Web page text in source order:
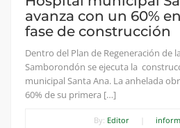
avanza con un 60%
fase de construcción
Dentro del Plan de Regeneración de
Samborondón se ejecuta la
municipal Santa Ana. La anhelada
60% de su primera […]
By: Editor